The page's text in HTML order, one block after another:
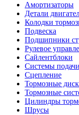
Амортизаторы
Детали
Колодки
Подвеска
Подшипники
Рулевое
Сайлентблоки
Системы
Сцепление
Тормозные
Тормозные
Цилиндры
Шрусы